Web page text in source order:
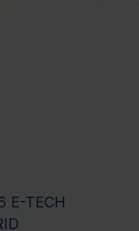
E-TECH